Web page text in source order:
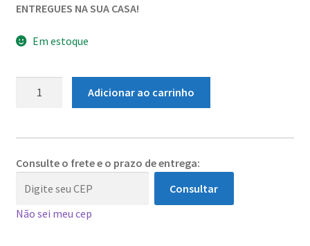
ENTREGUES NA SUA CASA!
Em estoque
Ho’oponopono
Adicionar ao carrinho
Consulte o frete e o prazo de entrega:
Consultar
Não sei meu cep